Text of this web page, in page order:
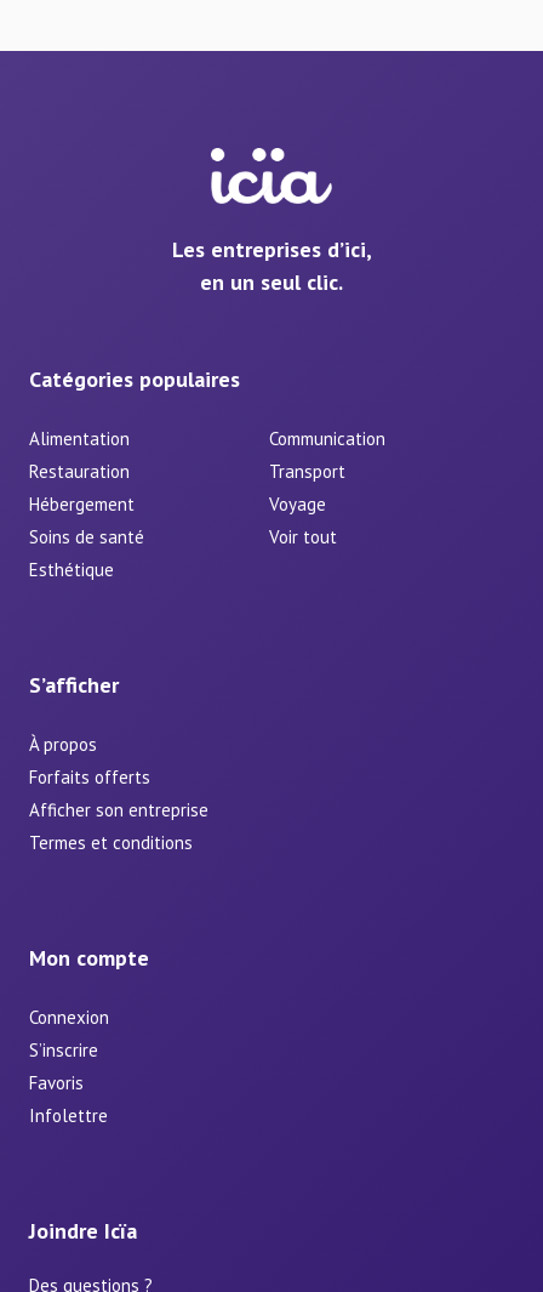
Les entreprises d’ici,
en un seul clic.
Catégories populaires
Alimentation
Communication
Restauration
Transport
Hébergement
Voyage
Soins de santé
Voir tout
Esthétique
S’afficher
À propos
Forfaits offerts
Afficher son entreprise
Termes et conditions
Mon compte
Connexion
S’inscrire
Favoris
Infolettre
Joindre Icïa
Des questions ?